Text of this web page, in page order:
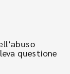
questione